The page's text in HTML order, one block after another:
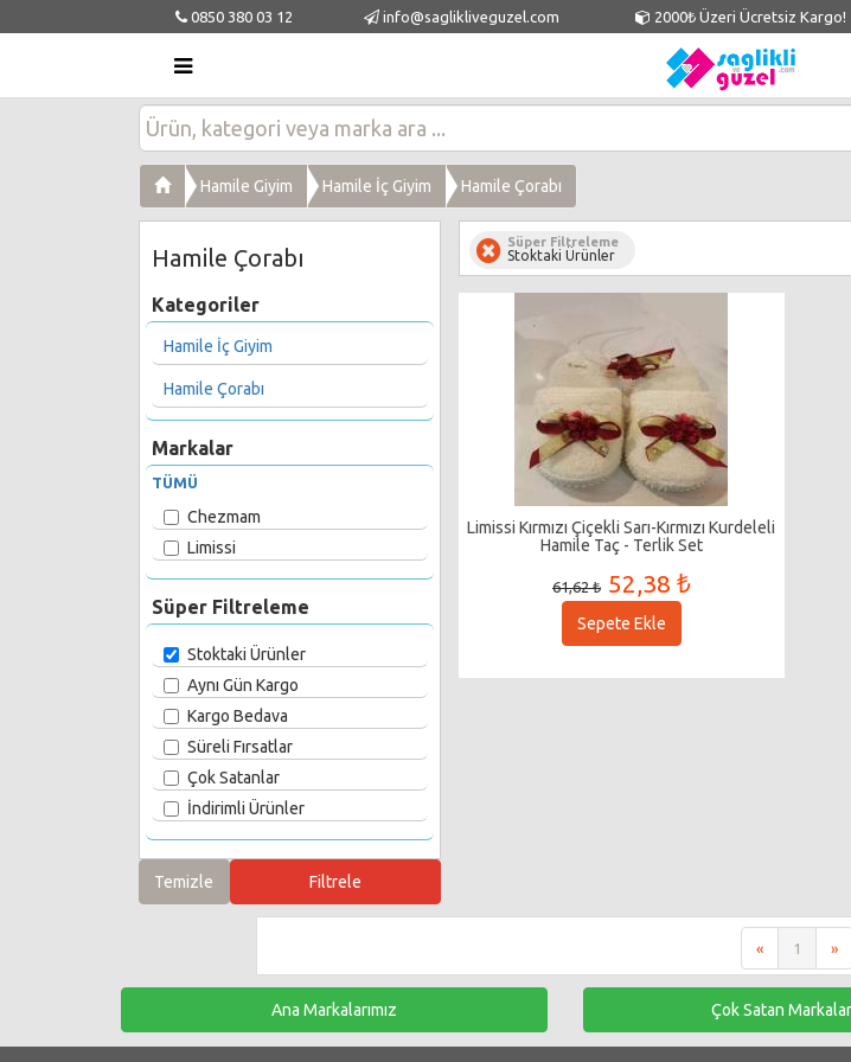
0850 380 03 12 info@saglikliveguzel.com 2000₺ Üzeri Ücretsiz Kargo!
Hamile Giyim Hamile İç Giyim Hamile Çorabı
Hamile Çorabı
Kategoriler
Hamile İç Giyim
Hamile Çorabı
Markalar
TÜMÜ
Chezmam
Limissi
Süper Filtreleme
Stoktaki Ürünler
Aynı Gün Kargo
Kargo Bedava
Süreli Fırsatlar
Çok Satanlar
İndirimli Ürünler
Süper Filtreleme
Stoktaki Ürünler
Limissi Kırmızı Çiçekli Sarı-Kırmızı Kurdeleli
Hamile Taç - Terlik Set
61,62 ₺ 52,38 ₺
Sepete Ekle
« 1 »
Ana Markalarımız Çok Satan